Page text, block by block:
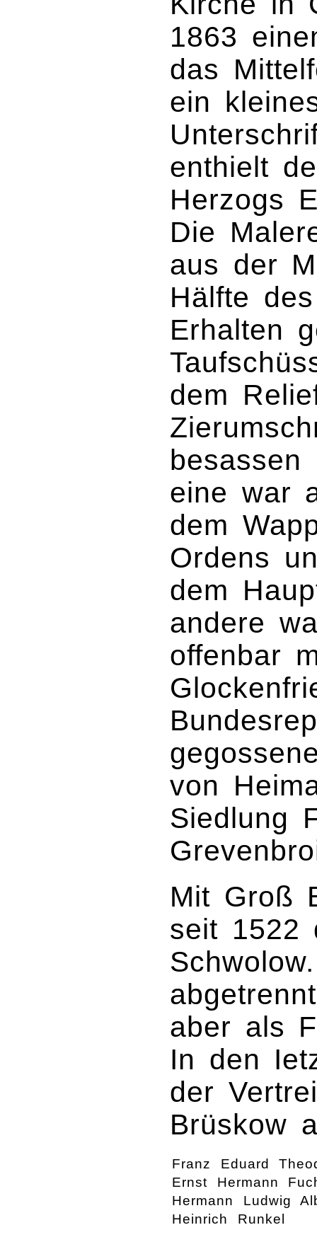
1863
das
ein
enthielt
Herzogs
Die
aus der
Hälfte
Erhalten
dem
besassen
eine war
dem
Ordens
dem
andere
offenbar
von
Siedlung
Mit Groß
seit 1522
aber als
In den
der
Brüskow
Franz Eduard
Ernst Hermann
Hermann Ludwig
Heinrich Runkel